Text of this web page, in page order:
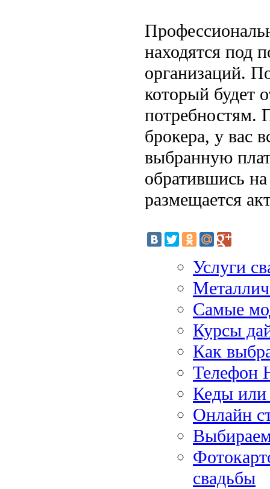
находятся под
организаций.
который будет
потребностям.
брокера, у вас
выбранную
обратившись
размещается
Услуги
Самые
Курсы
Как
Телефон
Кеды или
Онлайн
свадьбы